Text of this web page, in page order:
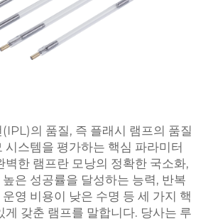
의 품질, 즉 플래시 램프의 품질
시스템을 평가하는 핵심 파라미터
벽한 램프란 모낭의 정확한 국소화,
은 성공률을 달성하는 능력, 반복
영 비용이 낮은 수명 등 세 가지 핵
게 갖춘 램프를 말합니다. 당사는 루